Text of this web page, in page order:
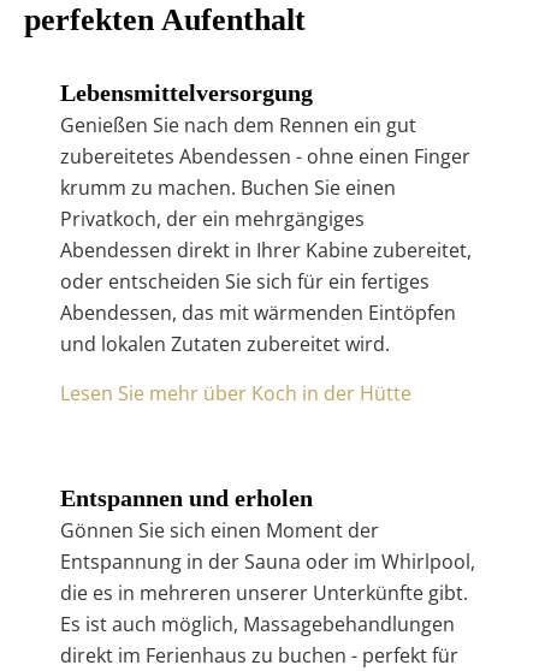
perfekten Aufenthalt
Lebensmittelversorgung
Genießen Sie nach dem Rennen ein gut
zubereitetes Abendessen - ohne einen Finger
krumm zu machen. Buchen Sie einen
Privatkoch, der ein mehrgängiges
Abendessen direkt in Ihrer Kabine zubereitet,
oder entscheiden Sie sich für ein fertiges
Abendessen, das mit wärmenden Eintöpfen
und lokalen Zutaten zubereitet wird.
Lesen Sie mehr über Koch in der Hütte
Entspannen und erholen
Gönnen Sie sich einen Moment der
Entspannung in der Sauna oder im Whirlpool,
die es in mehreren unserer Unterkünfte gibt.
Es ist auch möglich, Massagebehandlungen
direkt im Ferienhaus zu buchen - perfekt für